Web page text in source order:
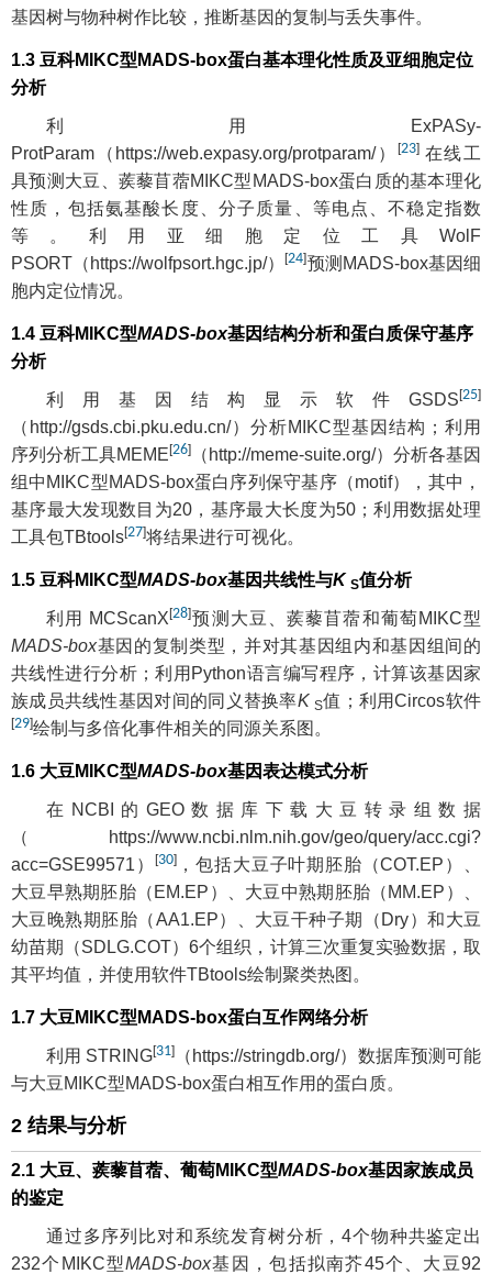
基因树与物种树作比较，推断基因的复制与丢失事件。
1.3 豆科MIKC型MADS-box蛋白基本理化性质及亚细胞定位
分析
利用ExPASy-
ProtParam（ https://web.expasy.org/protparam/） [23] 在线工
具预测大豆、蒺藜苜蓿MIKC型MADS-box蛋白质的基本理化
性质，包括氨基酸长度、分子质量、等电点、不稳定指数
等。利用亚细胞定位工具WolF
PSORT（ https://wolfpsort.hgc.jp/）[24]预测MADS-box基因细
胞内定位情况。
1.4 豆科MIKC型MADS-box基因结构分析和蛋白质保守基序
分析
利用基因结构显示软件GSDS[25]
（ http://gsds.cbi.pku.edu.cn/）分析MIKC型基因结构；利用
序列分析工具MEME[26] （ http://meme-suite.org/）分析各基因
组中MIKC型MADS-box蛋白序列保守基序（motif），其中，
基序最大发现数目为20，基序最大长度为50；利用数据处理
工具包TBtools[27]将结果进行可视化。
1.5 豆科MIKC型MADS-box基因共线性与K S值分析
利用 MCScanX[28]预测大豆、蒺藜苜蓿和葡萄MIKC型
MADS-box基因的复制类型，并对其基因组内和基因组间的
共线性进行分析；利用Python语言编写程序，计算该基因家
族成员共线性基因对间的同义替换率K S值；利用Circos软件
[29]绘制与多倍化事件相关的同源关系图。
1.6 大豆MIKC型MADS-box基因表达模式分析
在NCBI的GEO数据库下载大豆转录组数据
（
https://www.ncbi.nlm.nih.gov/geo/query/acc.cgi?
acc=GSE99571 ） [30]，包括大豆子叶期胚胎（COT.EP）、
大豆早熟期胚胎（EM.EP）、大豆中熟期胚胎（MM.EP）、
大豆晚熟期胚胎（AA1.EP）、大豆干种子期（Dry）和大豆
幼苗期（SDLG.COT）6个组织，计算三次重复实验数据，取
其平均值，并使用软件TBtools绘制聚类热图。
1.7 大豆MIKC型MADS-box蛋白互作网络分析
利用 STRING[31] （ https://stringdb.org/）数据库预测可能
与大豆MIKC型MADS-box蛋白相互作用的蛋白质。
2 结果与分析
2.1 大豆、蒺藜苜蓿、葡萄MIKC型MADS-box基因家族成员
的鉴定
通过多序列比对和系统发育树分析，4个物种共鉴定出
232个MIKC型MADS-box基因，包括拟南芥45个、大豆92